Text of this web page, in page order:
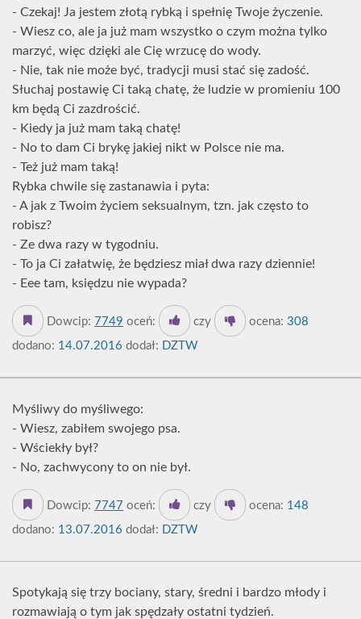
- Czekaj! Ja jestem złotą rybką i spełnię Twoje życzenie.
- Wiesz co, ale ja już mam wszystko o czym można tylko
marzyć, więc dzięki ale Cię wrzucę do wody.
- Nie, tak nie może być, tradycji musi stać się zadość.
Słuchaj postawię Ci taką chatę, że ludzie w promieniu 100
km będą Ci zazdrościć.
- Kiedy ja już mam taką chatę!
- No to dam Ci brykę jakiej nikt w Polsce nie ma.
- Też już mam taką!
Rybka chwile się zastanawia i pyta:
- A jak z Twoim życiem seksualnym, tzn. jak często to
robisz?
- Ze dwa razy w tygodniu.
- To ja Ci załatwię, że będziesz miał dwa razy dziennie!
- Eee tam, księdzu nie wypada?
Dowcip: 7749 oceń: czy ocena: 308
dodano: 14.07.2016 dodał: DZTW
Myśliwy do myśliwego:
- Wiesz, zabiłem swojego psa.
- Wściekły był?
- No, zachwycony to on nie był.
Dowcip: 7747 oceń: czy ocena: 148
dodano: 13.07.2016 dodał: DZTW
Spotykają się trzy bociany, stary, średni i bardzo młody i
rozmawiają o tym jak spędzały ostatni tydzień.